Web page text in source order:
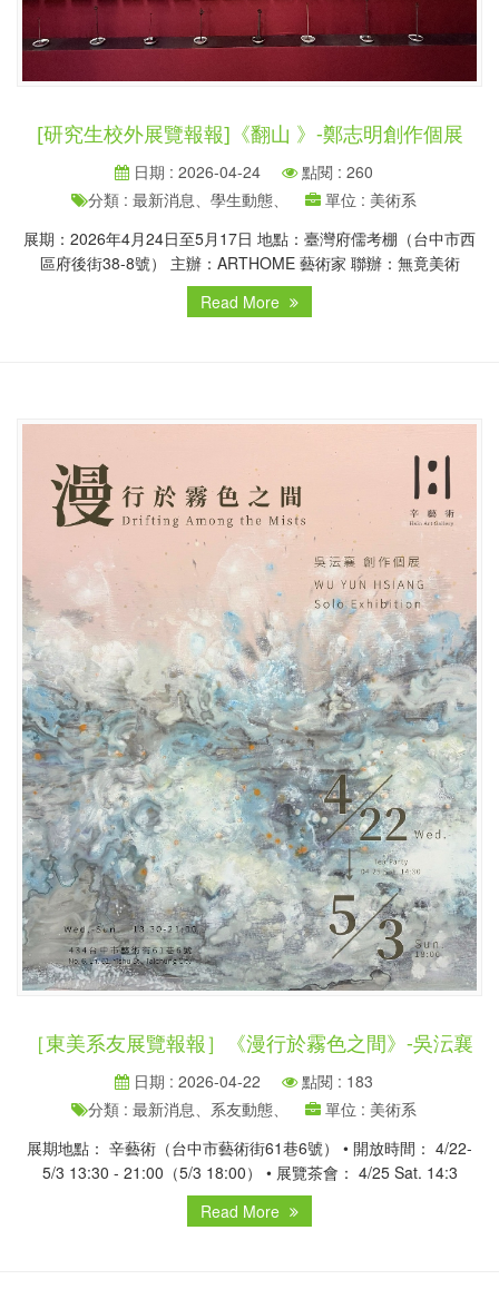
[研究生校外展覽報報]《翻山 》-鄭志明創作個展
日期 : 2026-04-24
點閱 : 260
分類 : 最新消息、學生動態、
單位 : 美術系
展期：2026年4月24日至5月17日 地點：臺灣府儒考棚（台中市西
區府後街38-8號） 主辦：ARTHOME 藝術家 聯辦：無竟美術
Read More
［東美系友展覽報報］《漫行於霧色之間》-吳沄襄
日期 : 2026-04-22
點閱 : 183
分類 : 最新消息、系友動態、
單位 : 美術系
展期地點： 辛藝術（台中市藝術街61巷6號） • 開放時間： 4/22-
5/3 13:30 - 21:00（5/3 18:00） • 展覽茶會： 4/25 Sat. 14:3
Read More